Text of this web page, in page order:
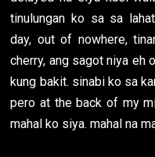
tinulungan ko sa sa
day, out of nowhere,
cherry, ang sagot niya eh
kung bakit. sinabi ko sa
pero at the back of my
mahal ko siya. mahal na